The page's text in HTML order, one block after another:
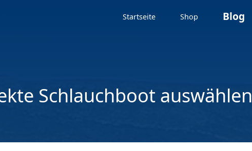
Startseite Shop Blog
Schlauchboot auswählen